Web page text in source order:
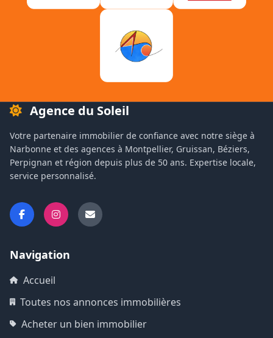
Agence du Soleil
Votre partenaire immobilier de confiance avec notre siège à
Narbonne et des agences à Montpellier, Gruissan, Béziers,
Perpignan et région depuis plus de 50 ans. Expertise locale,
service personnalisé.
Navigation
Accueil
Toutes nos annonces immobilières
Acheter un bien immobilier